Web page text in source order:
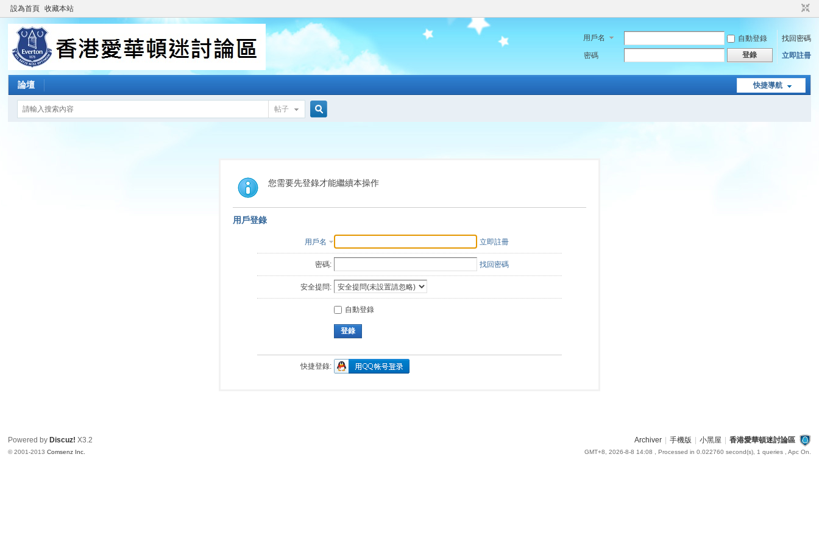
設為首頁 收藏本站
用戶名 自動登錄
找回密碼
密碼
登錄 立即註冊
快捷導航
論壇
帖子
索
您需要先登錄才能繼續本操作
用戶登錄
用戶名 立即註冊
密碼: 找回密碼
安全提問:
自動登錄
登錄
快捷登錄:
Archiver 手機版 小黑屋 香港愛華頓迷討論區
GMT+8, 2026-8-8 14:08 , Processed in 0.022760 second(s), 1 queries , Apc On.
Powered by Discuz! X3.2
© 2001-2013Comsenz Inc.